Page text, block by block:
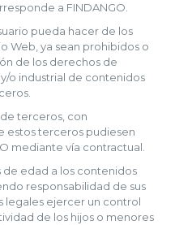
a FINDANGO.
pueda hacer de los
Web, ya sean prohibidos o
de los derechos de
o industrial de contenidos
terceros, con
estos terceros pudiesen
mediante vía contractual.
de edad a los contenidos
responsabilidad de sus
legales ejercer un control
de los hijos o menores